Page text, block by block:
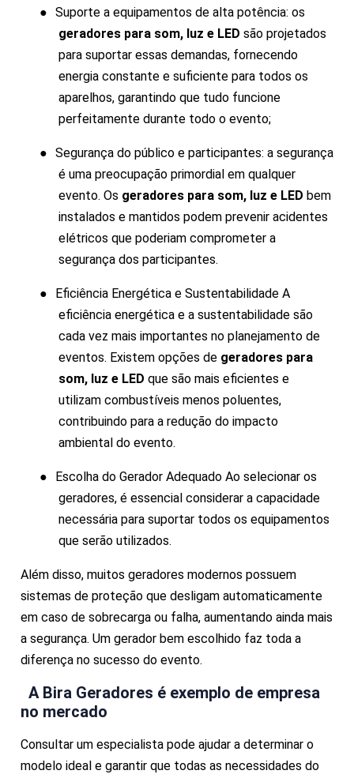
● Suporte a equipamentos de alta potência: os
geradores para som, luz e LED são projetados
para suportar essas demandas, fornecendo
energia constante e suficiente para todos os
aparelhos, garantindo que tudo funcione
perfeitamente durante todo o evento;
● Segurança do público e participantes: a segurança
é uma preocupação primordial em qualquer
evento. Os geradores para som, luz e LED bem
instalados e mantidos podem prevenir acidentes
elétricos que poderiam comprometer a
segurança dos participantes.
●
Eficiência Energética e Sustentabilidade A
eficiência energética e a sustentabilidade são
cada vez mais importantes no planejamento de
eventos. Existem opções de geradores para
som, luz e LED que são mais eficientes e
utilizam combustíveis menos poluentes,
contribuindo para a redução do impacto
ambiental do evento.
●
Escolha do Gerador Adequado Ao selecionar os
geradores, é essencial considerar a capacidade
necessária para suportar todos os equipamentos
que serão utilizados.
Além disso, muitos geradores modernos possuem
sistemas de proteção que desligam automaticamente
em caso de sobrecarga ou falha, aumentando ainda mais
a segurança. Um gerador bem escolhido faz toda a
diferença no sucesso do evento.
A Bira Geradores é exemplo de empresa
no mercado
Consultar um especialista pode ajudar a determinar o
modelo ideal e garantir que todas as necessidades do